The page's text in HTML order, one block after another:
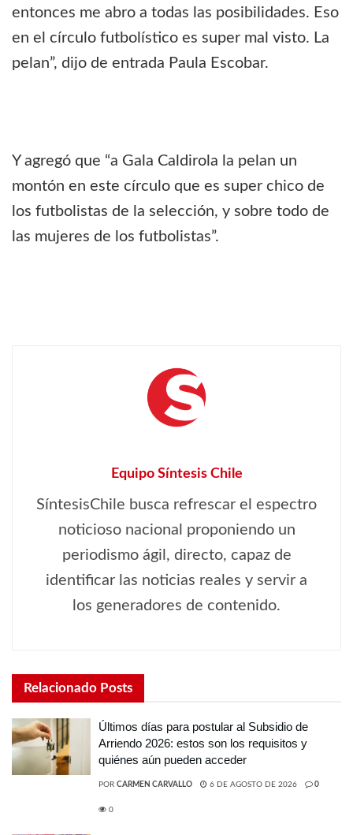
entonces me abro a todas las posibilidades. Eso
en el círculo futbolístico es super mal visto. La
pelan”, dijo de entrada Paula Escobar.
Y agregó que “a Gala Caldirola la pelan un
montón en este círculo que es super chico de
los futbolistas de la selección, y sobre todo de
las mujeres de los futbolistas”.
Equipo Síntesis Chile
SíntesisChile busca refrescar el espectro
noticioso nacional proponiendo un
periodismo ágil, directo, capaz de
identificar las noticias reales y servir a
los generadores de contenido.
Relacionado Posts
Últimos días para postular al Subsidio de
Arriendo 2026: estos son los requisitos y
quiénes aún pueden acceder
POR CARMEN CARVALLO 6 DE AGOSTO DE 2026 0
0